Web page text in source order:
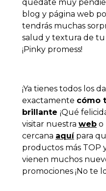
quédate muy
blog y página web
tendrás muchas
salud y textura de tu
¡Pinky promess!
¡Ya tienes todos los
exactamente cómo
brillante ¡Qué
visitar nuestra web o
cercana aquípara
productos más TOP
vienen muchos
promociones ¡No te